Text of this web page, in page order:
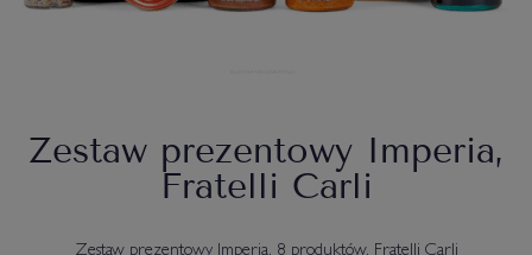
Zestaw prezentowy Imperia,
Fratelli Carli